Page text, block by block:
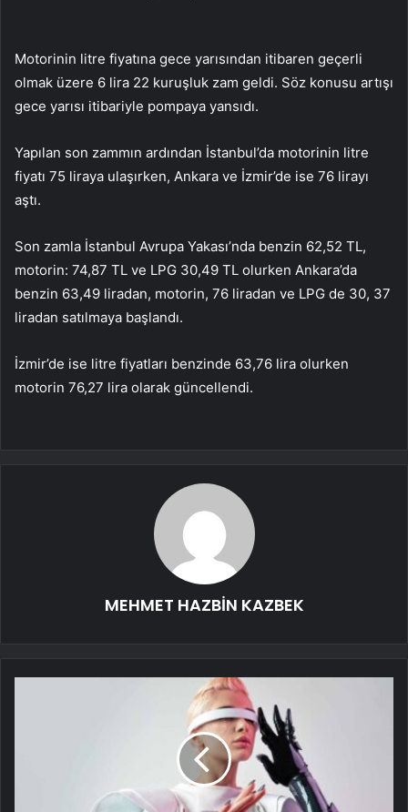
Motorinin litre fiyatına gece yarısından itibaren geçerli
olmak üzere 6 lira 22 kuruşluk zam geldi. Söz konusu artışı
gece yarısı itibariyle pompaya yansıdı.
Yapılan son zammın ardından İstanbul’da motorinin litre
fiyatı 75 liraya ulaşırken, Ankara ve İzmir’de ise 76 lirayı
aştı.
Son zamla İstanbul Avrupa Yakası’nda benzin 62,52 TL,
motorin: 74,87 TL ve LPG 30,49 TL olurken Ankara’da
benzin 63,49 liradan, motorin, 76 liradan ve LPG de 30, 37
liradan satılmaya başlandı.
İzmir’de ise litre fiyatları benzinde 63,76 lira olurken
motorin 76,27 lira olarak güncellendi.
MEHMET HAZBİN KAZBEK